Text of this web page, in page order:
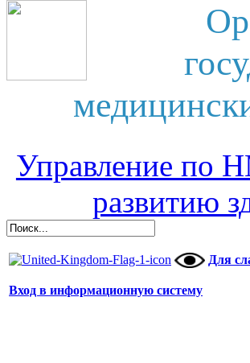
Управление по
развитию
Для
Вход в информационную систему